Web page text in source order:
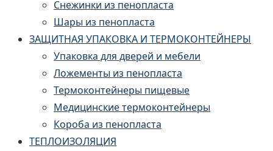
Снежинки из пенопласта
Шары из пенопласта
ЗАЩИТНАЯ УПАКОВКА И ТЕРМОКОНТЕЙНЕРЫ
Упаковка для дверей и мебели
Ложементы из пенопласта
Термоконтейнеры пищевые
Медицинские термоконтейнеры
Короба из пенопласта
ТЕПЛОИЗОЛЯЦИЯ